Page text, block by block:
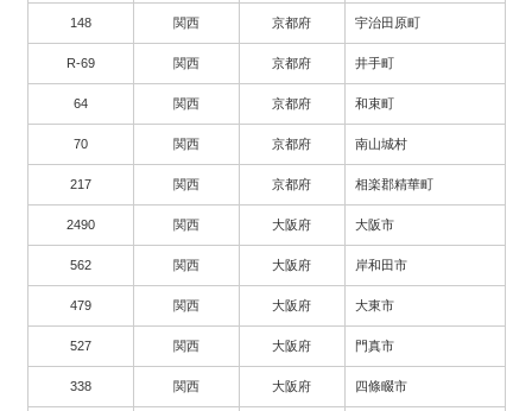
148 関西 京都府 宇治田原町
R-69 関西 京都府 井手町
64 関西 京都府 和束町
70 関西 京都府 南山城村
217 関西 京都府 相楽郡精華町
2490 関西 大阪府 大阪市
562 関西 大阪府 岸和田市
479 関西 大阪府 大東市
527 関西 大阪府 門真市
338 関西 大阪府 四條畷市